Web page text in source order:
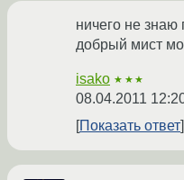
ничего не знаю
добрый мист
isako ★★★
08.04.2011
Показать ответ